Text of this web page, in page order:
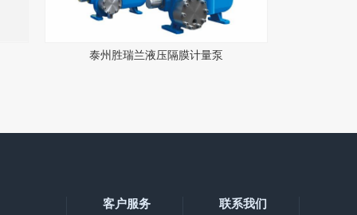
泰州胜瑞兰液压隔膜计量泵
客户服务 联系我们